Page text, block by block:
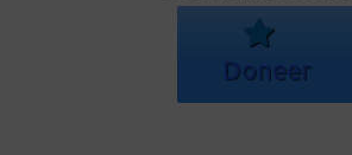
Doneer